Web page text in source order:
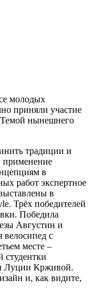
молодых
приняли участие
нынешнего
традиции и
применение
в
работ экспертное
в
Трёх победителей
Победила
Августин и
велосипед с
месте –
студентки
Луции Крживой.
и, как видите,